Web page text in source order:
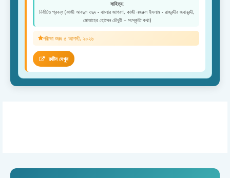
সাহিত্য:
নির্বাচিত প্রবন্ধ (কাজী আবদুল ওদুদ - বাংলার জাগরণ, কাজী নজরুল ইসলাম - রাজবন্দীর জবানবন্দী,
মোতাহের হোসেন চৌধুরী – সংস্কৃতি কথা)
পরীক্ষা শুরুঃ ৫ আগস্ট, ২০২৬
রুটিন দেখুন